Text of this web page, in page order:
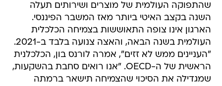
שהתפוקה העולמית של מוצרים ושירותים תעלה
השנה בקצב האיטי ביותר מאז המשבר הפיננסי.
הארגון אינו צופה התאוששות בצמיחה הכלכלית
העולמית בשנה הבאה, והאצה צנועה בלבד ב-2021.
"העניינים ממש לא זזים", אמרה לורנס בון, הכלכלנית
הראשית של ה-OECD. "אנו רואים סחבת בהשקעות,
שמגדילה את הסיכוי שהצמיחה תישאר ברמתה